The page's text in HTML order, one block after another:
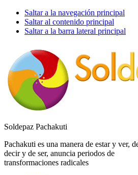
Saltar a la navegación principal
Saltar al contenido principal
Saltar a la barra lateral principal
Soldepaz Pachakuti
Pachakuti es una manera de estar y ver,
decir y de ser, anuncia periodos de
transformaciones radicales